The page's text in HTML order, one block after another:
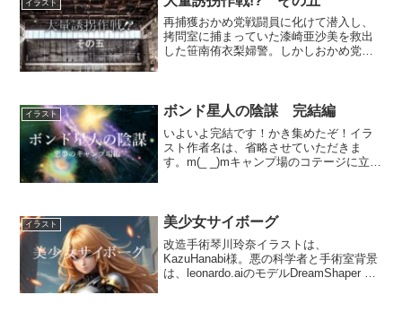
イラスト
再捕獲おかめ党戦闘員に化けて潜入し、
拷問室に捕まっていた漆崎亜沙美を救出
した笹南侑衣梨婦警。しかしおかめ党基
と彼女を背後から羽交い絞...
イラスト ボンド星人の陰謀 完結編
いよいよ完結です！かき集めたぞ！イラ
スト作者名は、省略させていただきま
す。m(_ _)mキャンプ場のコテージに立て
たいどうやった...
イラスト 美少女サイボーグ
改造手術琴川玲奈イラストは、
KazuHanabi様。悪の科学者と手術室背景
は、leonardo.aiのモデルDreamShaper v7